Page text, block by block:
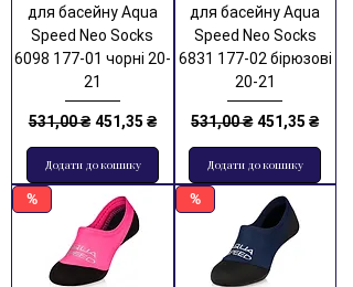
для басейну Aqua
Speed Neo Socks
6098 177-01 чорні 20-
21
Звичайна ціна
531,00 ₴ За розпродажем
451,35 ₴
Додати до кошику
для басейну Aqua
Speed Neo Socks
6831 177-02 бірюзові
20-21
Звичайна ціна
531,00 ₴ За
451,35 ₴
Додати до кошику
% %